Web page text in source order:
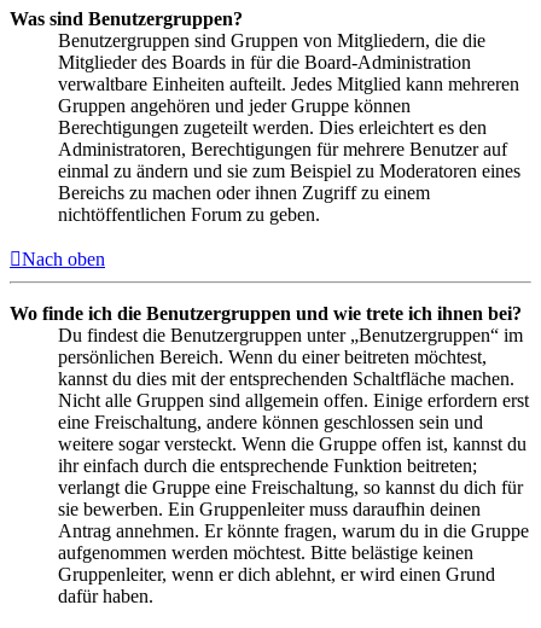
Was sind Benutzergruppen?
Benutzergruppen sind Gruppen von Mitgliedern, die die
Mitglieder des Boards in für die Board-Administration
verwaltbare Einheiten aufteilt. Jedes Mitglied kann mehreren
Gruppen angehören und jeder Gruppe können
Berechtigungen zugeteilt werden. Dies erleichtert es den
Administratoren, Berechtigungen für mehrere Benutzer auf
einmal zu ändern und sie zum Beispiel zu Moderatoren eines
Bereichs zu machen oder ihnen Zugriff zu einem
nichtöffentlichen Forum zu geben.
Nach oben
Wo finde ich die Benutzergruppen und wie trete ich ihnen bei?
Du findest die Benutzergruppen unter „Benutzergruppen“ im
persönlichen Bereich. Wenn du einer beitreten möchtest,
kannst du dies mit der entsprechenden Schaltfläche machen.
Nicht alle Gruppen sind allgemein offen. Einige erfordern erst
eine Freischaltung, andere können geschlossen sein und
weitere sogar versteckt. Wenn die Gruppe offen ist, kannst du
ihr einfach durch die entsprechende Funktion beitreten;
verlangt die Gruppe eine Freischaltung, so kannst du dich für
sie bewerben. Ein Gruppenleiter muss daraufhin deinen
Antrag annehmen. Er könnte fragen, warum du in die Gruppe
aufgenommen werden möchtest. Bitte belästige keinen
Gruppenleiter, wenn er dich ablehnt, er wird einen Grund
dafür haben.